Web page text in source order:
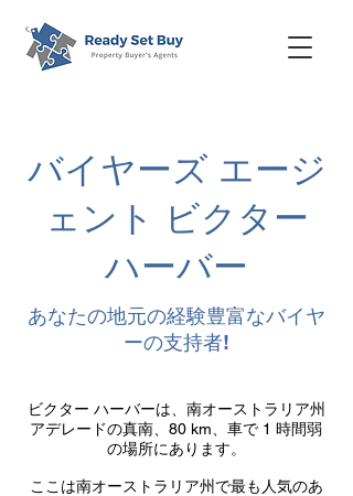
バイヤーズ エージ
ェント ビクター
ハーバー
あなたの地元の経験豊富なバイヤ
ーの支持者!
ビクター ハーバーは、南オーストラリア州
アデレードの真南、80 km、車で 1 時間弱
の場所にあります。
ここは南オーストラリア州で最も人気のあ